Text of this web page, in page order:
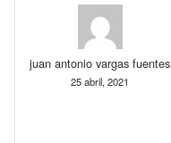
juan antonio vargas fuentes
25 abril, 2021